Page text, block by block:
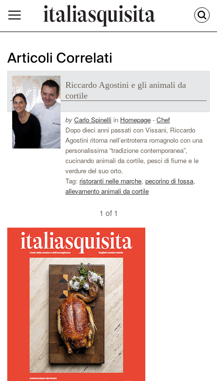
Articoli Correlati
Riccardo Agostini e gli animali da
cortile
by Carlo Spinelli in Homepage - Chef
Dopo dieci anni passati con Vissani, Riccardo
Agostini ritorna nell’entroterra romagnolo con una
personalissima “tradizione contemporanea”,
cucinando animali da cortile, pesci di fiume e le
verdure del suo orto.
Tag: ristoranti nelle marche, pecorino di fossa,
allevamento animali da cortile
1 of 1